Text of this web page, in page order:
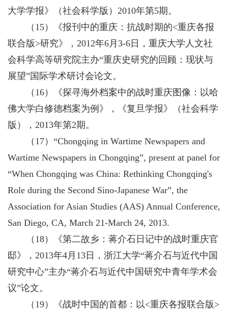
大学学报》（社会科学版）2010年第5期。
（15）《报刊中的重庆：抗战时期的<重庆各报
联合版>研究》，2012年6月3-6日，重庆大学人文社
会科学高等研究院主办“重庆史研究的回顾：现状与
展望”国际学术研讨会论文。
（16）《探寻海外档案中的战时重庆图像：以哈
佛大学白修德档案为例》，《复旦学报》（社会科学
版），2013年第2期。
（17）“Chongqing in Wartime Newspapers and
Wartime Newspapers in Chongqing”, present at panel for
“When Chongqing was China: Rethinking Chongqing's
Role during the Second Sino-Japanese War”, the
Association for Asian Studies (AAS) Annual Conference,
San Diego, CA, March 21-March 24, 2013.
（18）《第二故乡：蒋介石日记中的战时重庆官
邸》，2013年4月13日，浙江大学“蒋介石与近代中国
研究中心”主办“蒋介石与近代中国研究中青年学术会
议”论文。
（19）《战时中国的首都：以<重庆各报联合版>